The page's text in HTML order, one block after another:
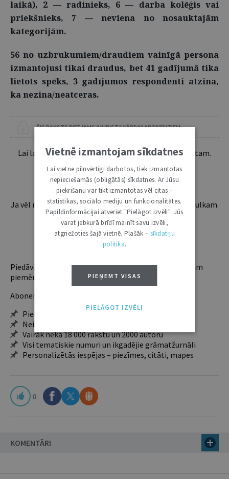
laikā), 2 — radinieks, 6 — darba kolēģis vai
priekšnieks, 7 — neviena no nosauktajām
kategorijām.
56 no uzbrukumiem/draudiem vainīgā persona
izmantojusi tikai draudus, bet 41 gadījumā tika
lietots spēks, 3 gadījumos respondenti atzina,
ka nezina/neatceras.
ŠIS RAKSTS PIEEJAMS “JURISTA VĀRDA” ABONENTIEM
Lai lasītu šo rakstu tālāk, Tev jābūt žurnāla abonentam.
Ja vēl neesi abonents, aicinām pievienoties lasītāju pulkam.
Iegūsi tūlītēju piekļuvi digitālajam saturam!
ABONĒT
Piedāvājam trīs abonementu veidus. Vienam lietotājam
piemērotākais ir "Mazais" (3, 6 un 12 mēnešiem).
Abonentu ieguvumi:
Pieeja jaunākajam izdevumam
Neierobežota pieeja arhīvam – 24 h/7 d.
Vairāk nekā 18 000 rakstu un 2000 autoru
Visi tematiskie numuri un ikgadējie grāmatžurnāli
Personalizētās iespējas – piezīmes, citāti, mapes
0
KOMENTĀRI
Vietnē izmantojam sīkdatnes
Lai vietne pilnvērtīgi darbotos, tiek izmantotas
nepieciešamās (obligātās) sīkdatnes. Ar Jūsu
piekrišanu var tikt izmantotas vēl citas –
statistikas, sociālo mediju un funkcionalitātes.
Papildinformācijai atveriet "Pielāgot izvēli". Jūs
varat jebkurā brīdī mainīt savu izvēli,
atgriežoties šajā vietnē. Plašāk – sīkdatņu
politikā.
PIEŅEMT VISAS
PIELĀGOT IZVĒLI